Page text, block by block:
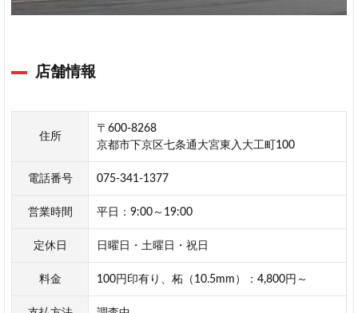
店舗情報
住所
〒600-8268
京都市下京区七条通大宮東入大工町100
電話番号 075-341-1377
営業時間 平日：9:00～19:00
定休日 日曜日・土曜日・祝日
料金 100円印有り、柘（10.5mm）：4,800円～